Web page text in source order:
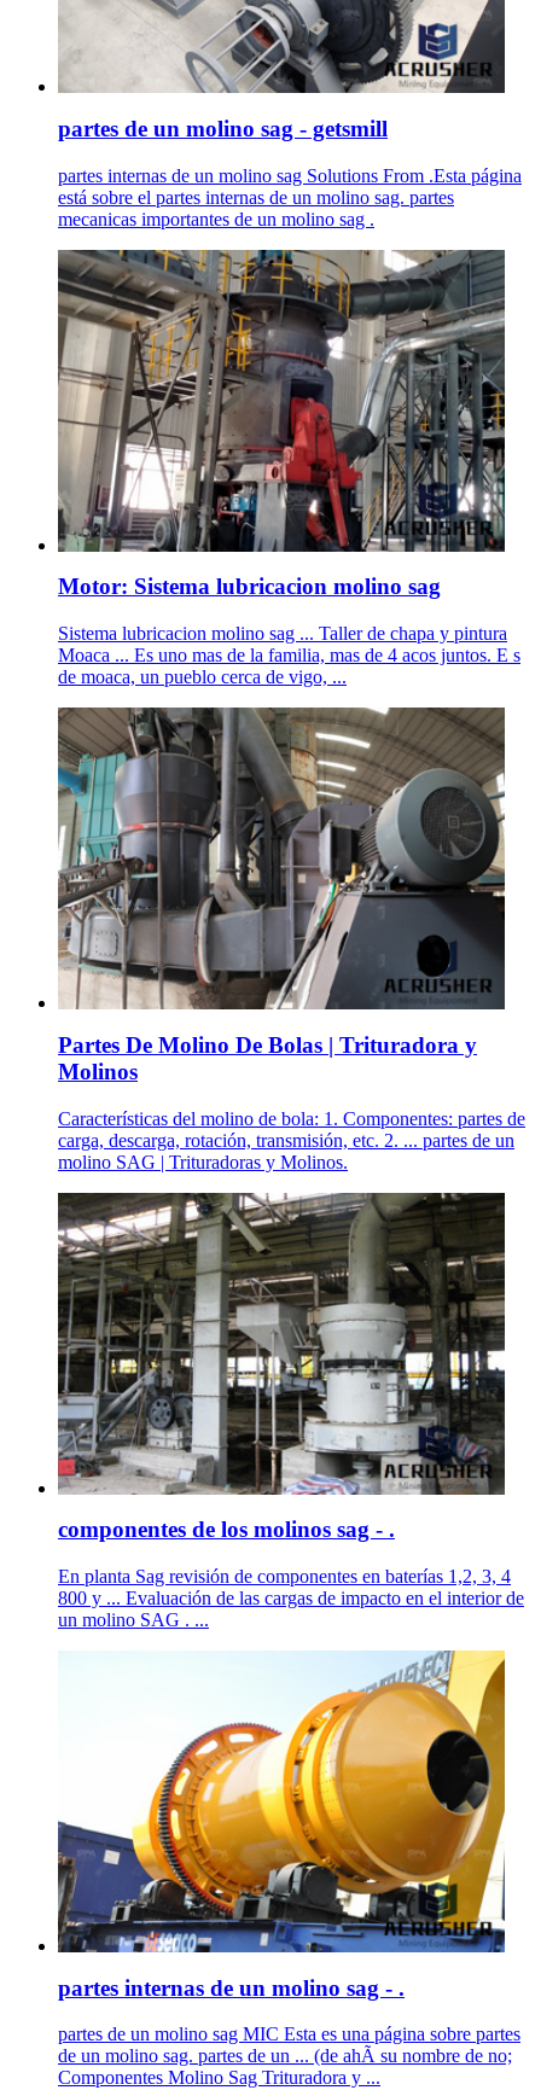
partes de un molino sag - getsmill
partes internas de un molino sag Solutions From .Esta página
está sobre el partes internas de un molino sag. partes
mecanicas importantes de un molino sag .
Motor: Sistema lubricacion molino sag
Sistema lubricacion molino sag ... Taller de chapa y pintura
Moaсa ... Es uno mas de la familia, mas de 4 aсos juntos. E s
de moaсa, un pueblo cerca de vigo, ...
Partes De Molino De Bolas | Trituradora y
Molinos
Características del molino de bola: 1. Componentes: partes de
carga, descarga, rotación, transmisión, etc. 2. ... partes de un
molino SAG | Trituradoras y Molinos.
componentes de los molinos sag - .
En planta Sag revisión de componentes en baterías 1,2, 3, 4
800 y ... Evaluación de las cargas de impacto en el interior de
un molino SAG . ...
partes internas de un molino sag - .
partes de un molino sag MIC Esta es una página sobre partes
de un molino sag. partes de un ... (de ahÃ­ su nombre de no;
Componentes Molino Sag Trituradora y ...